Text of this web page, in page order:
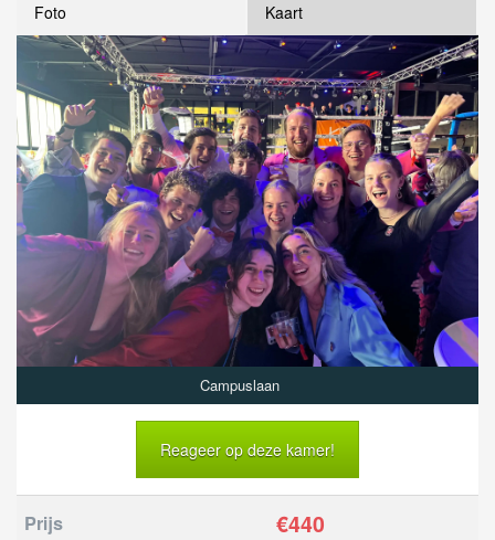
Foto Kaart
Campuslaan
Reageer op deze kamer!
Prijs €440